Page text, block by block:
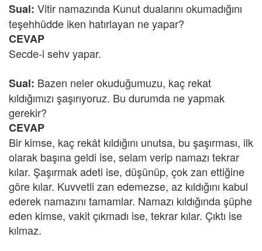
Sual: Vitir namazında Kunut dualarını okumadığını
teşehhüdde iken hatırlayan ne yapar?
CEVAP
Secde-i sehv yapar.
Sual: Bazen neler okuduğumuzu, kaç rekat
kıldığımızı şaşırıyoruz. Bu durumda ne yapmak
gerekir?
CEVAP
Bir kimse, kaç rekât kıldığını unutsa, bu şaşırması, ilk
olarak başına geldi ise, selam verip namazı tekrar
kılar. Şaşırmak adeti ise, düşünüp, çok zan ettiğine
göre kılar. Kuvvetli zan edemezse, az kıldığını kabul
ederek namazını tamamlar. Namazı kıldığında şüphe
eden kimse, vakit çıkmadı ise, tekrar kılar. Çıktı ise
kılmaz.